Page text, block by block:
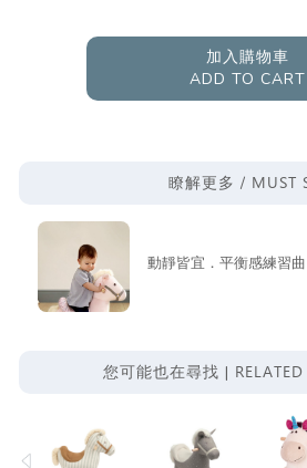
加入購物車
ADD TO CART
瞭解更多 / MUST
動靜皆宜．平衡感練習曲
您可能也在尋找 |